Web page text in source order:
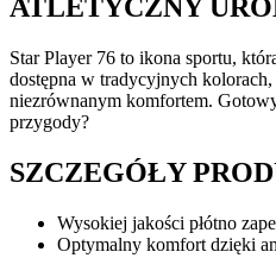
ATLETYCZNY
Star Player 76 to ikona sportu,
dostępna w tradycyjnych
niezrównanym komfortem.
przygody?
SZCZEGÓŁY
Wysokiej jakości płótno
Optymalny komfort dzięki